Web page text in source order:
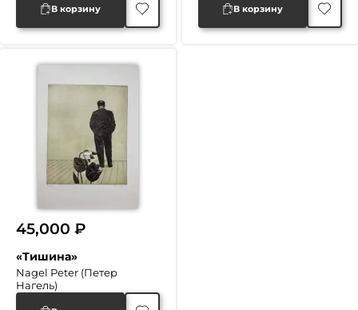
В корзину В корзину
«Тишина»
Nagel Peter (Петер
Нагель)
45,000 ₽